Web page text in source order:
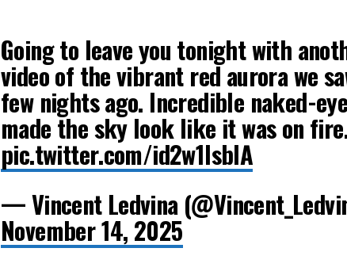
Going to leave you tonight with
video of the vibrant red aurora we
few nights ago. Incredible naked-
made the sky look like it was on
pic.twitter.com/id2w1lsbIA
— Vincent Ledvina
November 14, 2025